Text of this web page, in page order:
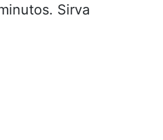
Sirva